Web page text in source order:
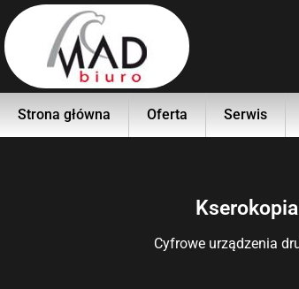
Strona główna Oferta Serwis
Cyfrowe urządzenia